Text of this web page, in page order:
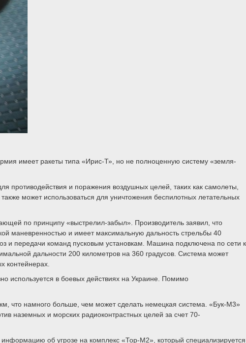
имеет ракеты типа «Ирис-Т», но не полноценную систему «земля-
противодействия и поражения воздушных целей, таких как самолеты,
может использоваться для уничтожения беспилотных летательных
по принципу «выстрелил-забыл». Производитель заявил, что
маневренностью и имеет максимальную дальность стрельбы 40
и передачи команд пусковым установкам. Машина подключена по сети к
дальности 200 километров на 360 градусов. Система может
контейнерах.
используется в боевых действиях на Украине. Помимо
что намного больше, чем может сделать немецкая система. «Бук-М3»
наземных и морских радиоконтрастных целей за счет 70-
об угрозе на комплекс «Тор-М2», который специализируется